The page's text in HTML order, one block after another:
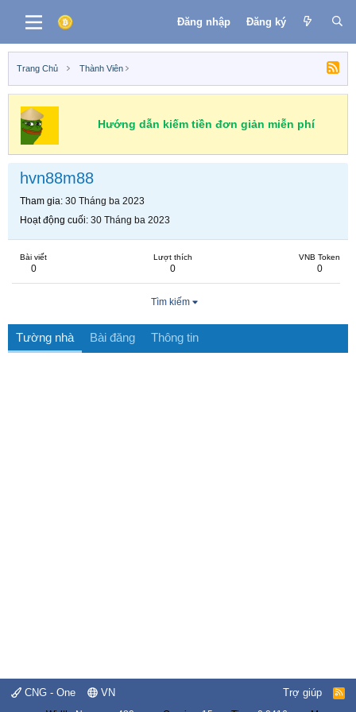
Đăng nhập Đăng ký
Trang Chủ Thành Viên
Hướng dẫn kiếm tiền đơn giản miễn phí
hvn88m88
Tham gia 30 Tháng ba 2023
Hoạt động cuối 30 Tháng ba 2023
Bài viết
0
Lượt thích
0
VNB Token
0
Tìm kiếm
Tường nhà Bài đăng Thông tin
CNG - One VN Trợ giúp
R